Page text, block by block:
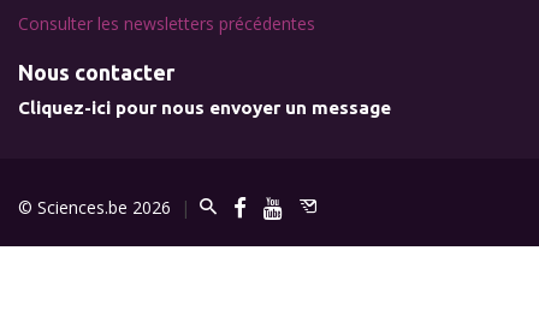
Consulter les newsletters précédentes
Nous contacter
Cliquez-ici pour nous envoyer un message
© Sciences.be 2026 |